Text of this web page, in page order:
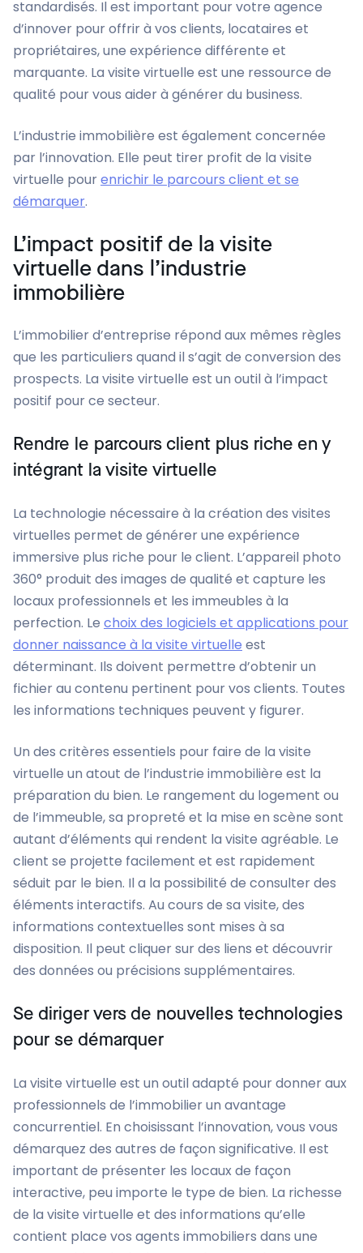
standardisés. Il est important pour votre agence
d’innover pour offrir à vos clients, locataires et
propriétaires, une expérience différente et
marquante. La visite virtuelle est une ressource de
qualité pour vous aider à générer du business.
L’industrie immobilière est également concernée
par l’innovation. Elle peut tirer profit de la visite
virtuelle pourenrichir le parcours client et se
démarquer.
L’impact positif de la visite
virtuelle dans l’industrie
immobilière
L’immobilier d’entreprise répond aux mêmes règles
que les particuliers quand il s’agit de conversion des
prospects. La visite virtuelle est un outil à l’impact
positif pour ce secteur.
Rendre le parcours client plus riche en y
intégrant la visite virtuelle
La technologie nécessaire à la création des visites
virtuelles permet de générer une expérience
immersive plus riche pour le client. L’appareil photo
360° produit des images de qualité et capture les
locaux professionnels et les immeubles à la
perfection. Le choix des logiciels et applications pour
donner naissance à la visite virtuelle est
déterminant. Ils doivent permettre d’obtenir un
fichier au contenu pertinent pour vos clients. Toutes
les informations techniques peuvent y figurer.
Un des critères essentiels pour faire de la visite
virtuelle un atout de l’industrie immobilière est la
préparation du bien. Le rangement du logement ou
de l’immeuble, sa propreté et la mise en scène sont
autant d’éléments qui rendent la visite agréable. Le
client se projette facilement et est rapidement
séduit par le bien. Il a la possibilité de consulter des
éléments interactifs. Au cours de sa visite, des
informations contextuelles sont mises à sa
disposition. Il peut cliquer sur des liens et découvrir
des données ou précisions supplémentaires.
Se diriger vers de nouvelles technologies
pour se démarquer
La visite virtuelle est un outil adapté pour donner aux
professionnels de l’immobilier un avantage
concurrentiel. En choisissant l’innovation, vous vous
démarquez des autres de façon significative. Il est
important de présenter les locaux de façon
interactive, peu importe le type de bien. La richesse
de la visite virtuelle et des informations qu’elle
contient place vos agents immobiliers dans une